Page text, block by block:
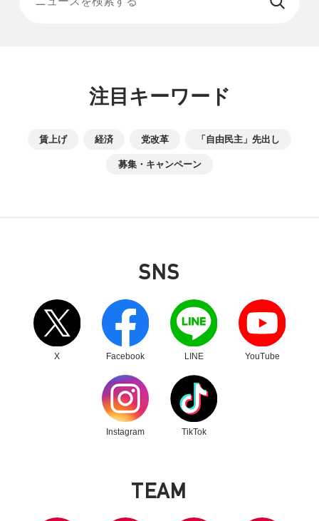
注目キーワード
賃上げ 経済 党改革 「自由民主」先出し
募集・キャンペーン
SNS
X
別ウィンドウリンク
Facebook
別ウィンドウリンク
LINE
別ウィンドウリンク
YouTube
別ウィンドウリンク
Instagram
別ウィンドウリンク
TikTok
別ウィンドウリンク
TEAM